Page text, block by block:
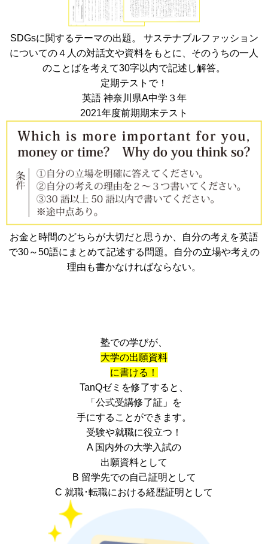
SDGsに関するテーマの出題。 サステナブルファッション
についての４人の対話文や資料をもとに、そのうちの一人
のことばを考えて30字以内で記述し解答。
定期テストで！
英語 神奈川県A中学３年
2021年度前期期末テスト
お金と時間のどちらが大切だと思うか、自分の考えを英語
で30～50語にまとめて記述する問題。自分の立場や考えの
理由も書かなければならない。
塾での学びが、
大学の出願資料
に書ける！
TanQゼミを修了すると、
「公式受講修了証」
を
手にすることができます。
受験や就職に役立つ！
A 国内外の大学入試の
出願資料として
B 留学先での自己証明として
C 就職･転職における経歴証明として